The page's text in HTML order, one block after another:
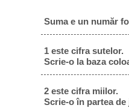
Suma e un număr
1 este cifra sutelor.
Scrie-o la baza
2 este cifra miilor.
Scrie-o în partea